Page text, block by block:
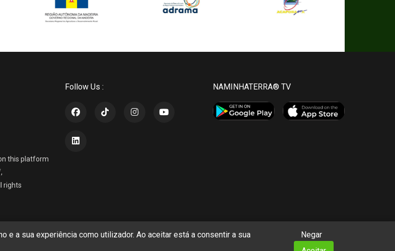
a sua experiência como utilizador. Ao aceitar está a consentir a sua
Negar
this platform
rights
Follow Us : NAMINHATERRA® TV